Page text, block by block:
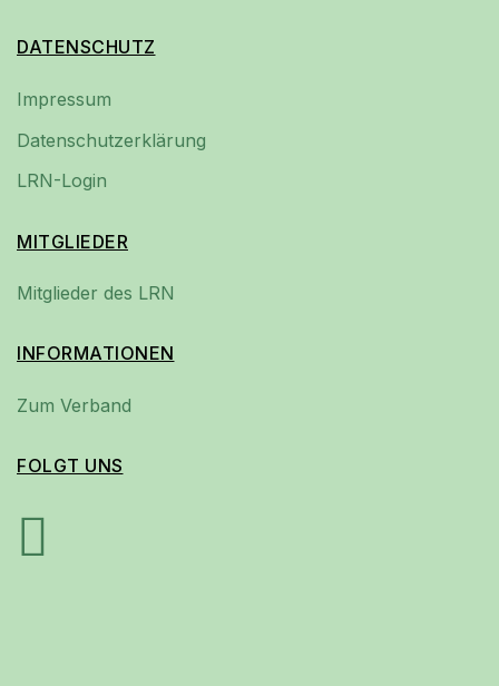
DATENSCHUTZ
Impressum
Datenschutzerklärung
LRN-Login
MITGLIEDER
Mitglieder des LRN
INFORMATIONEN
Zum Verband
FOLGT UNS